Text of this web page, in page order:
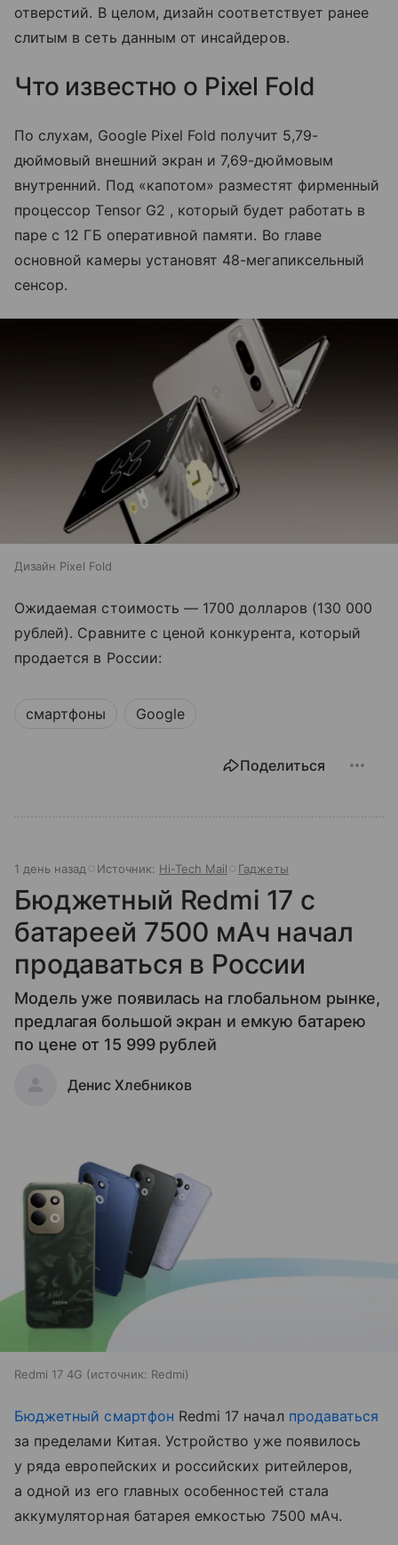
отверстий. В целом, дизайн соответствует ранее
слитым в сеть данным от инсайдеров.
Что известно о Pixel Fold
По слухам, Google Pixel Fold получит 5,79-
дюймовый внешний экран и 7,69-дюймовым
внутренний. Под «капотом» разместят фирменный
процессор Tensor G2 , который будет работать в
паре с 12 ГБ оперативной памяти. Во главе
основной камеры установят 48-мегапиксельный
сенсор.
Дизайн Pixel Fold
Ожидаемая стоимость — 1700 долларов (130 000
рублей). Сравните с ценой конкурента, который
продается в России:
смартфоны Google
Поделиться
1 день назад Источник: Hi-Tech Mail Гаджеты
Бюджетный Redmi 17 с
батареей 7500 мАч начал
продаваться в России
Модель уже появилась на глобальном рынке,
предлагая большой экран и емкую батарею
по цене от 15 999 рублей
Денис Хлебников
Redmi 17 4G источник: Redmi
Бюджетный смартфон Redmi 17 начал продаваться
за пределами Китая. Устройство уже появилось
у ряда европейских и российских ритейлеров,
а одной из его главных особенностей стала
аккумуляторная батарея емкостью 7500 мАч.